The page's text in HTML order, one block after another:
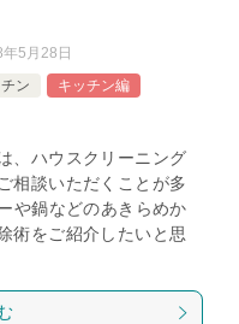
5月28日
ン
キッチン編
、ハウスクリーニング
相談いただくことが多
や鍋などのあきらめか
術をご紹介したいと思